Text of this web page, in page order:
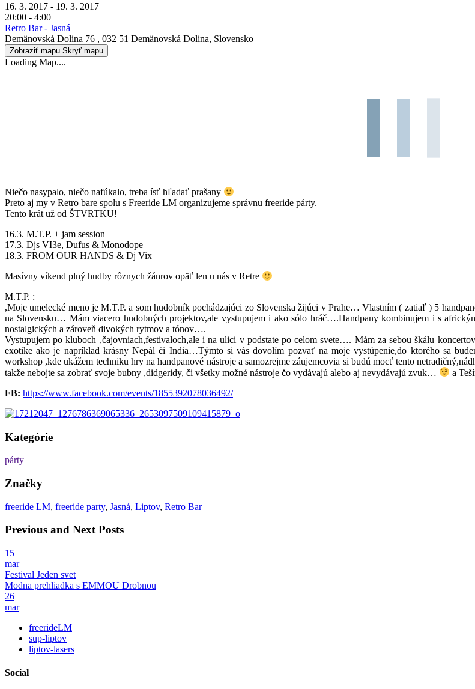
16. 3. 2017 - 19. 3. 2017
20:00 - 4:00
Retro Bar - Jasná
Demänovská Dolina 76 , 032 51 Demänovská Dolina, Slovensko
Zobraziť mapu Skryť mapu
Loading Map....
Niečo nasypalo, niečo nafúkalo, treba ísť hľadať prašany
Preto aj my v Retro bare spolu s Freeride LM organizujeme správnu freeride párty.
Tento krát už od ŠTVRTKU!
16.3. M.T.P. + jam session
17.3. Djs VI3e, Dufus & Monodope
18.3. FROM OUR HANDS & Dj Vix
Masívny víkend plný hudby rôznych žánrov opäť len u nás v Retre
M.T.P. :
,Moje umelecké meno je M.T.P. a som hudobník pochádzajúci zo Slovenska žijúci v Prahe… Vlastním ( zatiaľ ) 5
na Slovensku… Mám viacero hudobných projektov,ale vystupujem i ako sólo hráč….Handpany kombinujem i s
nostalgických a zároveň divokých rytmov a tónov….
Vystupujem po kluboch ,čajovniach,festivaloch,ale i na ulici v podstate po celom svete…. Mám za sebou škálu
exotike ako je napríklad krásny Nepál či India…Týmto si vás dovolím pozvať na moje vystúpenie,do ktorého sa
workshop ,kde ukážem techniku hry na handpanové nástroje a samozrejme záujemcovia si budú mocť tento
takže nebojte sa zobrať svoje bubny ,didgeridy, či všetky možné nástroje čo vydávajú alebo aj nevydávajú zvuk…
a
FB: https://www.facebook.com/events/1855392078036492/
Kategórie
párty
Značky
freeride LM, freeride party, Jasná, Liptov, Retro Bar
Previous and Next Posts
15
mar
Festival Jeden svet
Modna prehliadka s EMMOU Drobnou
26
mar
freerideLM
sup-liptov
liptov-lasers
Social